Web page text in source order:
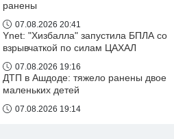
ранены
07.08.2026 20:41
Ynet: "Хизбалла" запустила БПЛА со
взрывчаткой по силам ЦАХАЛ
07.08.2026 19:16
ДТП в Ашдоде: тяжело ранены двое
маленьких детей
07.08.2026 19:14